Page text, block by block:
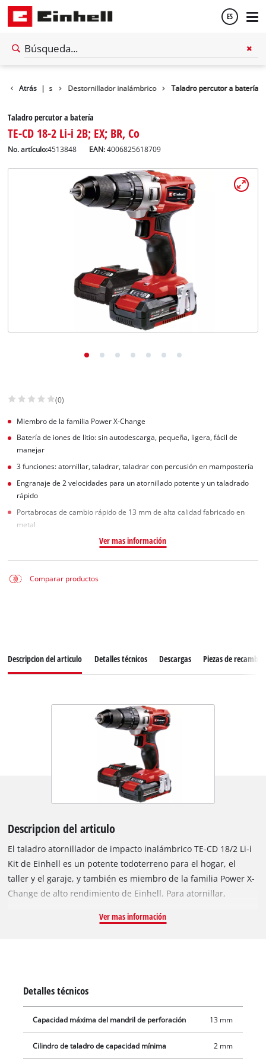
ES
Atrás |
inalámbricas Destornillador inalámbrico Taladro percutor a batería
Taladro percutor a batería
TE-CD 18-2 Li-i 2B; EX; BR, Co
No. artículo:4513848 EAN:4006825618709
(0)
Miembro de la familia Power X-Change
Batería de iones de litio: sin autodescarga, pequeña, ligera, fácil de
manejar
3 funciones: atornillar, taladrar, taladrar con percusión en mampostería
Engranaje de 2 velocidades para un atornillado potente y un taladrado
rápido
Portabrocas de cambio rápido de 13 mm de alta calidad fabricado en
metal
Ver mas información
Comparar productos
Descripcion del articulo Detalles técnicos Descargas Piezas de recambio
Descripcion del articulo
El taladro atornillador de impacto inalámbrico TE-CD 18/2 Li-i
Kit de Einhell es un potente todoterreno para el hogar, el
taller y el garaje, y también es miembro de la familia Power X-
Change de alto rendimiento de Einhell. Para atornillar,
puede contar con el taladro percutor inalámbrico para estos
autodescarga y también son pequeñas, livianas y manejables.
estos pequeños paquetes de energía con el cargador de alta
velocidad. Las baterías recargables PXC se pueden utilizar en
todos los dispositivos de la serie del sistema PXC de Einhell. El
Ver mas información
Detalles técnicos
Capacidad máxima del mandril de perforación 13 mm
Cilindro de taladro de capacidad mínima 2 mm